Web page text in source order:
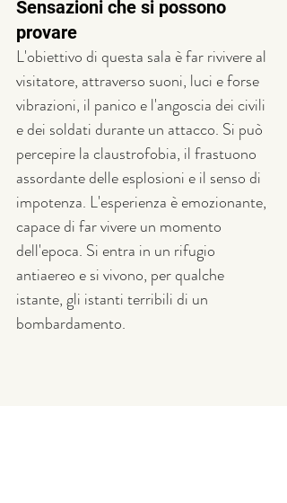
Sensazioni che si possono
provare
L'obiettivo di questa sala è far rivivere al
visitatore, attraverso suoni, luci e forse
vibrazioni, il panico e l'angoscia dei civili
e dei soldati durante un attacco. Si può
percepire la claustrofobia, il frastuono
assordante delle esplosioni e il senso di
impotenza. L'esperienza è emozionante,
capace di far vivere un momento
dell'epoca. Si entra in un rifugio
antiaereo e si vivono, per qualche
istante, gli istanti terribili di un
bombardamento.